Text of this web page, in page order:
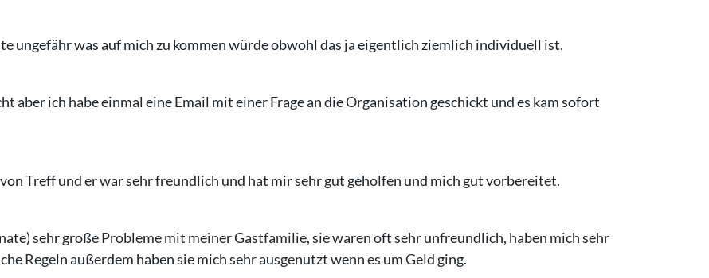
ungefähr was auf mich zu kommen würde obwohl das ja eigentlich ziemlich individuell ist.
aber ich habe einmal eine Email mit einer Frage an die Organisation geschickt und es kam sofort
Treff und er war sehr freundlich und hat mir sehr gut geholfen und mich gut vorbereitet.
sehr große Probleme mit meiner Gastfamilie, sie waren oft sehr unfreundlich, haben mich sehr
Regeln außerdem haben sie mich sehr ausgenutzt wenn es um Geld ging.